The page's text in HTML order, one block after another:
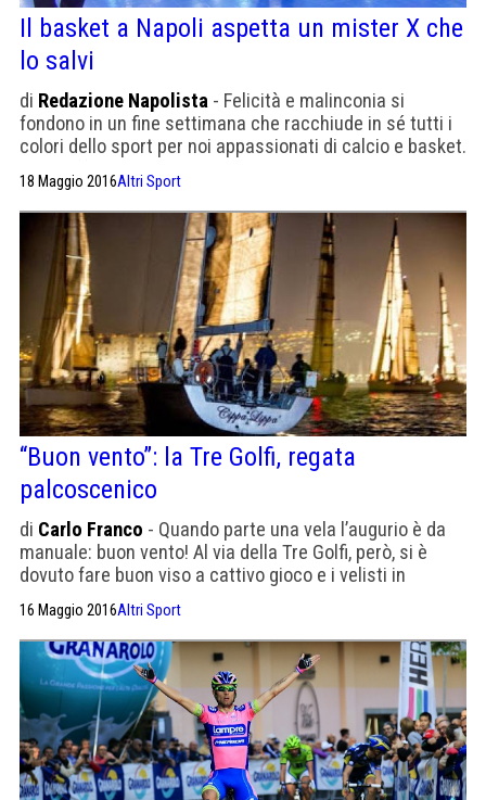
Il basket a Napoli aspetta un mister X che
lo salvi
di Redazione Napolista - Felicità e malinconia si
fondono in un fine settimana che racchiude in sé tutti i
colori dello sport per noi appassionati di calcio e basket.
(estromessi dal campionato), e non ci resta che
guardare la tv. Chi ha visto la finale di Eurolega può […]
18 Maggio 2016Altri Sport
“Buon vento”: la Tre Golfi, regata
palcoscenico
di Carlo Franco - Quando parte una vela l’augurio è da
manuale: buon vento! Al via della Tre Golfi, però, si è
dovuto fare buon viso a cattivo gioco e i velisti in
Mediterraneo – 170 miglia Borgo Marinari e ritorno
doppiando Ponza e circumnavigando gli isolotti de Li […]
16 Maggio 2016Altri Sport